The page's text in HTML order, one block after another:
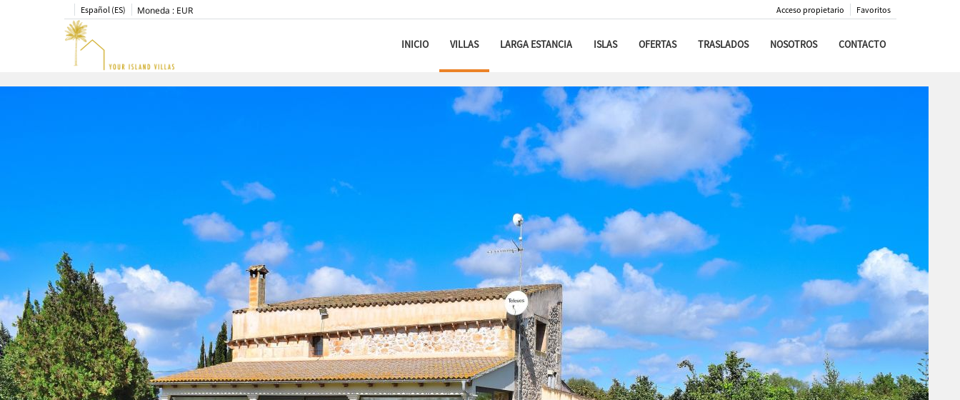
Español (ES) Moneda : EUR Favoritos
Acceso propietario
INICIO VILLAS LARGA ESTANCIA ISLAS OFERTAS TRASLADOS NOSOTROS CONTACTO